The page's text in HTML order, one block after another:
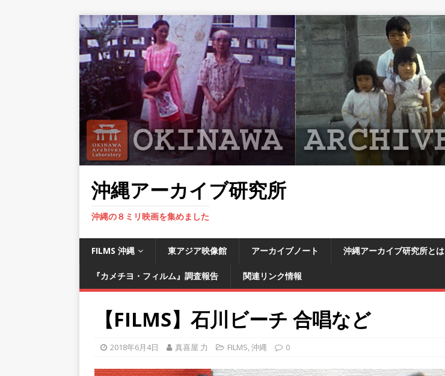
沖縄アーカイブ研究所
沖縄の８ミリ映画を集めました
FILMS 沖縄 東アジア映像館 アーカイブノート 沖縄アーカイブ研究所とは
『カメチヨ・フィルム』調査報告 関連リンク情報
【FILMS】石川ビーチ 合唱など
2018年6月4日 真喜屋 力 FILMS,沖縄 0